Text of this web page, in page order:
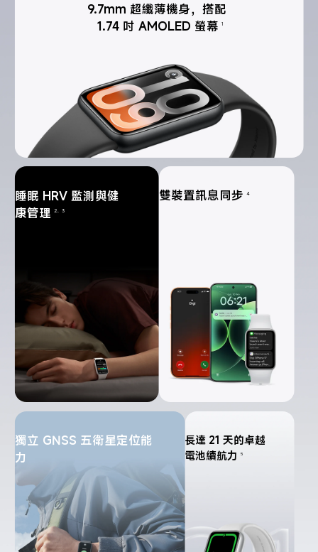
9.7mm 超纖薄機身，搭配
1.74 吋 AMOLED 螢幕 1
睡眠 HRV 監測與健
康管理 2、3
雙裝置訊息同步 4
獨立 GNSS 五衛星定位能
力
長達 21 天的卓越
電池續航力
5